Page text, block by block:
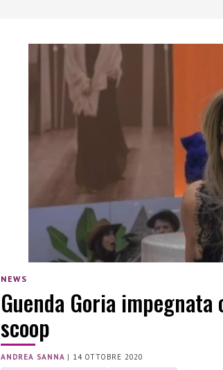
NEWS
Guenda Goria
scoop
ANDREA SANNA | 14 OTTOBRE 2020